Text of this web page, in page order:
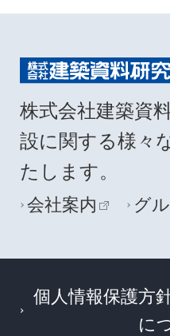
株式会社建築資
設に関する様々
たします。
会社案内 グ
個人情報保護方
に